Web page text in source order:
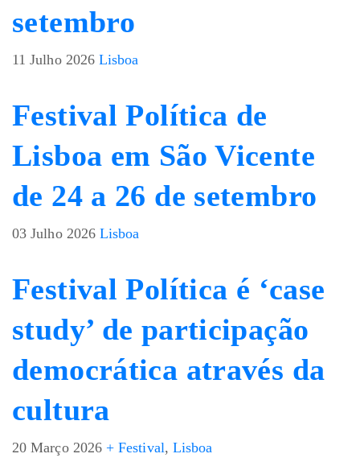
setembro
11 Julho 2026 Lisboa
Festival Política de
Lisboa em São Vicente
de 24 a 26 de setembro
03 Julho 2026 Lisboa
Festival Política é ‘case
study’ de participação
democrática através da
cultura
20 Março 2026 + Festival, Lisboa